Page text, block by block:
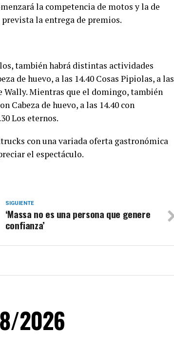
la competencia de motos y la de
prevista la entrega de premios.
también habrá distintas actividades
de huevo, a las 14.40 Cosas Pipiolas, a las
Wally. Mientras que el domingo, también
Cabeza de huevo, a las 14.40 con
Los eternos.
con una variada oferta gastronómica
el espectáculo.
SIGUIENTE
‘Massa no es una persona que genere
confianza’
2026